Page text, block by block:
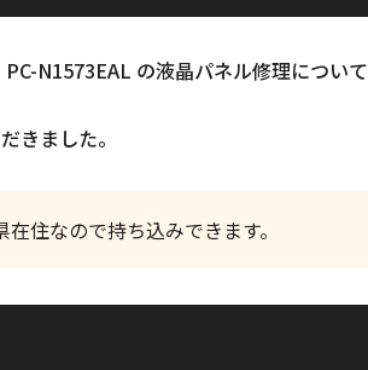
N1573EAL の液晶パネル修理につい
きました。
住なので持ち込みできます。